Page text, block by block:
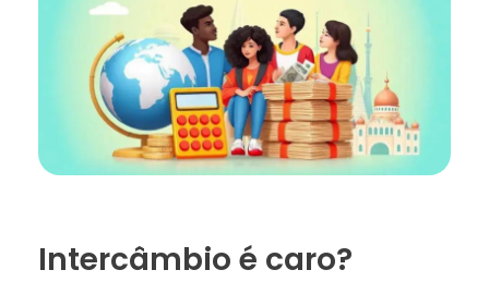
Intercâmbio é caro?